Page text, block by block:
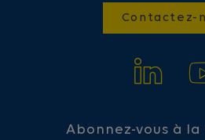
Contactez-
Abonnez-vous à